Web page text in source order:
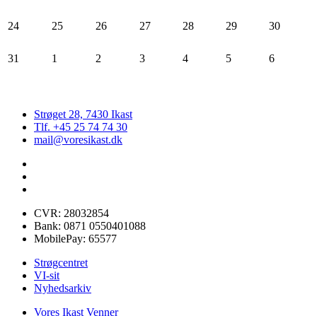
24 25 26 27 28 29 30
31 1 2 3 4 5 6
Strøget 28, 7430 Ikast
Tlf. +45 25 74 74 30
mail@voresikast.dk
CVR: 28032854
Bank: 0871 0550401088
MobilePay: 65577
Strøgcentret
VI-sit
Nyhedsarkiv
Vores Ikast Venner